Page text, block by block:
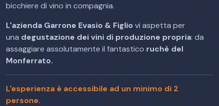
bicchiere di vino in compagnia.
L'azienda Garrone Evasio & Figlio vi aspetta per
una degustazione dei vini di produzione propria: da
assaggiare assolutamente il fantastico ruchè del
Monferrato.
L'esperienza è accessibile ad un minimo di 2
persone.